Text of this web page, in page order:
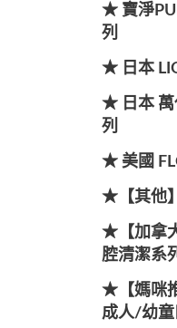
★ 寶淨
列
★ 日本
★ 日本 萬
列
★ 美國
★【其他
★【加拿
腔清潔系
★【媽咪
成人/幼